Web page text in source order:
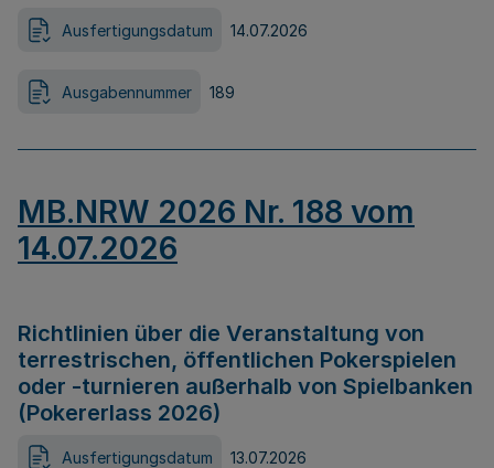
Ausfertigungsdatum 14.07.2026
Ausgabennummer 189
MB.NRW 2026 Nr. 188 vom
14.07.2026
Richtlinien über die Veranstaltung von
terrestrischen, öffentlichen Pokerspielen
oder -turnieren außerhalb von Spielbanken
(Pokererlass 2026)
Ausfertigungsdatum 13.07.2026